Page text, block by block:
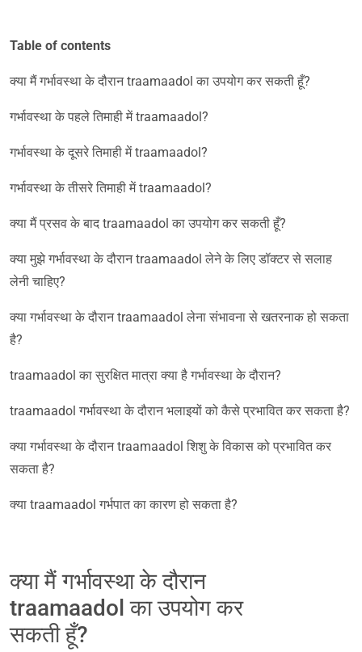
Table of contents
क्या मैं गर्भावस्था के दौरान traamaadol का उपयोग कर सकती हूँ?
गर्भावस्था के पहले तिमाही में traamaadol?
गर्भावस्था के दूसरे तिमाही में traamaadol?
गर्भावस्था के तीसरे तिमाही में traamaadol?
क्या मैं प्रसव के बाद traamaadol का उपयोग कर सकती हूँ?
क्या मुझे गर्भावस्था के दौरान traamaadol लेने के लिए डॉक्टर से सलाह
लेनी चाहिए?
क्या गर्भावस्था के दौरान traamaadol लेना संभावना से खतरनाक हो सकता
है?
traamaadol का सुरक्षित मात्रा क्या है गर्भावस्था के दौरान?
traamaadol गर्भावस्था के दौरान भलाइयों को कैसे प्रभावित कर सकता है?
क्या गर्भावस्था के दौरान traamaadol शिशु के विकास को प्रभावित कर
सकता है?
क्या traamaadol गर्भपात का कारण हो सकता है?
क्या मैं गर्भावस्था के दौरान
traamaadol का उपयोग कर
सकती हूँ?